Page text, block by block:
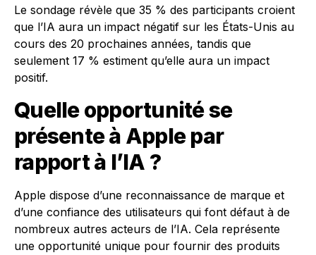
Le sondage révèle que 35 % des participants croient
que l’IA aura un impact négatif sur les États-Unis au
cours des 20 prochaines années, tandis que
seulement 17 % estiment qu’elle aura un impact
positif.
Quelle opportunité se
présente à Apple par
rapport à l’IA ?
Apple dispose d’une reconnaissance de marque et
d’une confiance des utilisateurs qui font défaut à de
nombreux autres acteurs de l’IA. Cela représente
une opportunité unique pour fournir des produits